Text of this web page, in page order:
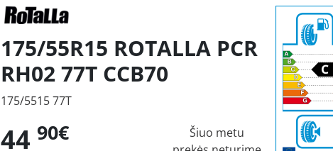
175/55R15 ROTALLA PCR
RH02 77T CCB70
175/5515 77T
44 90€
Šiuo metu